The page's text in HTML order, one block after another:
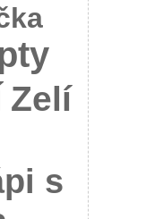
Zelí
s